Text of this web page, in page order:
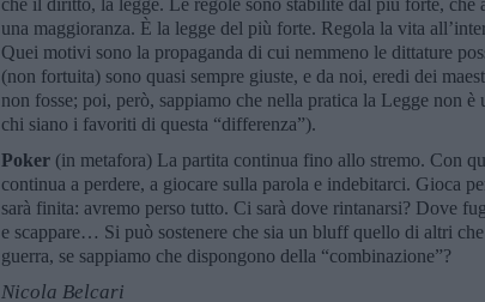
una maggioranza. È la legge del più forte. Regola la vita
Quei motivi sono la propaganda di cui nemmeno le dittature
(non fortuita) sono quasi sempre giuste, e da noi, eredi dei
non fosse; poi, però, sappiamo che nella pratica la Legge non
chi siano i favoriti di questa “differenza”).
Poker (in metafora) La partita continua fino allo stremo. Con
continua a perdere, a giocare sulla parola e indebitarci. Gioca
sarà finita: avremo perso tutto. Ci sarà dove rintanarsi? Dove
e scappare… Si può sostenere che sia un bluff quello di altri
guerra, se sappiamo che dispongono della “combinazione”?
Nicola Belcari